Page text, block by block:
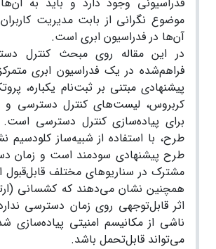
موضوع نگرانی از بابت مدیریت
آن‌ها در فدراسیون ابری است.
در این مقاله روی مبحث کنترل
فراهم‌شده در یک فدراسیون ابری
پیشنهادی مبتنی بر ثبت‌نام یکباره،
کربروس، لیست‌های کنترل دسترسی و
برای پیاده‌سازی کنترل دسترسی است.
طرح، با استفاده از شبیه‌ساز
طرح پیشنهادی سودمند است و زمان
مشترک در سناریوهای مختلف قابل‌قبول
همچنین نشان می‌دهند که کشسانی
اثر قابل‌توجهی روی زمان دسترسی
ناشی از مکانیسم امنیتی پیاده‌سازی
می‌تواند قابل‌تحمل باشد.